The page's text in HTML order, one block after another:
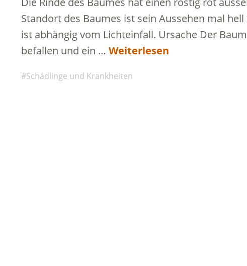
Standort des Baumes ist sein Aussehen mal
ist abhängig vom Lichteinfall. Ursache Der
befallen und ein … Weiterlesen
Schädlinge und Krankheiten